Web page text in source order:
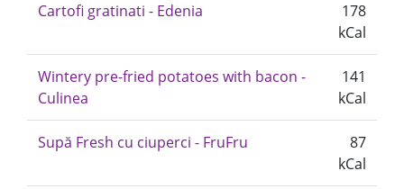
Cartofi gratinati - Edenia
178
kCal
Wintery pre-fried potatoes with bacon -
Culinea
141
kCal
Supă Fresh cu ciuperci - FruFru
87
kCal